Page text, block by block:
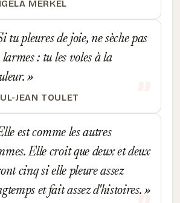
MERKEL
tu pleures de joie, ne sèche pas
larmes : tu les voles à la
JEAN TOULET
est comme les autres
Elle croit que deux et deux
cinq si elle pleure assez
et fait assez d'histoires.